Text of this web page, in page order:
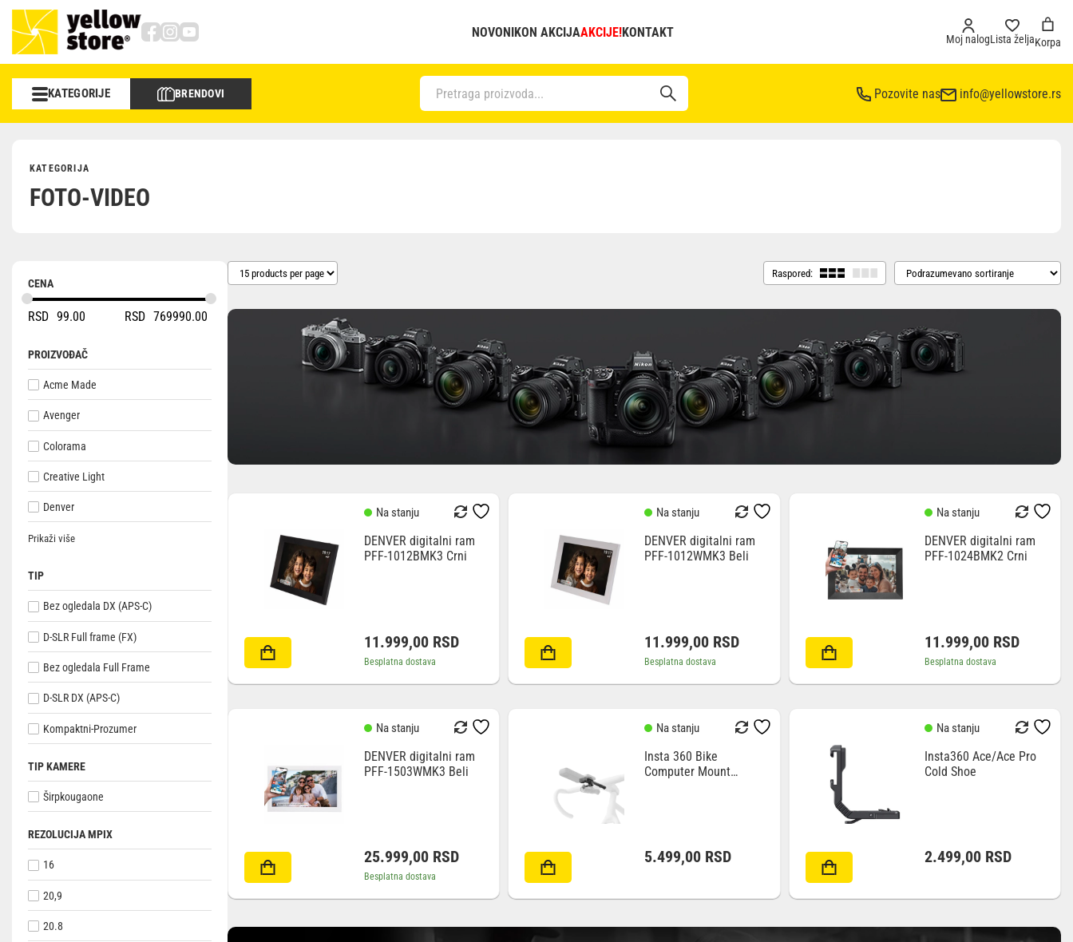
NOVONIKON AKCIJAAKCIJE!KONTAKT Moj nalogLista željaKorpa
KATEGORIJE
Foto/video
Objektivi
Sportska optika
Torbe i rančevi
Stativi
Studio
Outlet
BRENDOVI Pozovite nas info@yellowstore.rs
KATEGORIJA
FOTO-VIDEO
Raspored:
Na stanju
DENVER digitalni ram
PFF-1012BMK3 Crni
11.999,00 RSD
Besplatna dostava
Na stanju
DENVER digitalni ram
PFF-1012WMK3 Beli
11.999,00 RSD
Besplatna dostava
Na stanju
DENVER digitalni ram
PFF-1024BMK2 Crni
11.999,00 RSD
Besplatna dostava
Na stanju
DENVER digitalni ram
PFF-1503WMK3 Beli
25.999,00 RSD
Besplatna dostava
Na stanju
Insta 360 Bike
Computer Mount
5.499,00 RSD
Na stanju
Insta360 Ace/Ace Pro
Cold Shoe
2.499,00 RSD
CENA
RSD 99.00 RSD 769990.00
PROIZVOĐAČ
Acme Made
Avenger
Colorama
Creative Light
Denver
Prikaži više
TIP
Bez ogledala DX (APS-C)
D-SLR Full frame (FX)
Bez ogledala Full Frame
D-SLR DX (APS-C)
Kompaktni-Prozumer
TIP KAMERE
Širpkougaone
REZOLUCIJA MPIX
16
20,9
20.8